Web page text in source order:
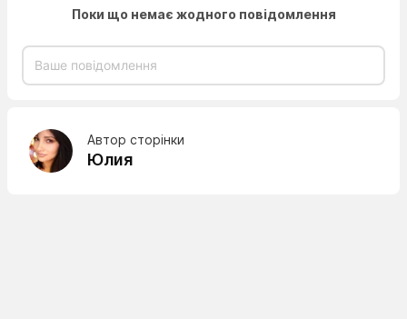
Поки що немає жодного повідомлення
Автор сторінки
Юлия